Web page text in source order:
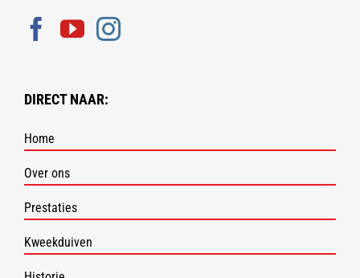
DIRECT NAAR:
Home
Over ons
Prestaties
Kweekduiven